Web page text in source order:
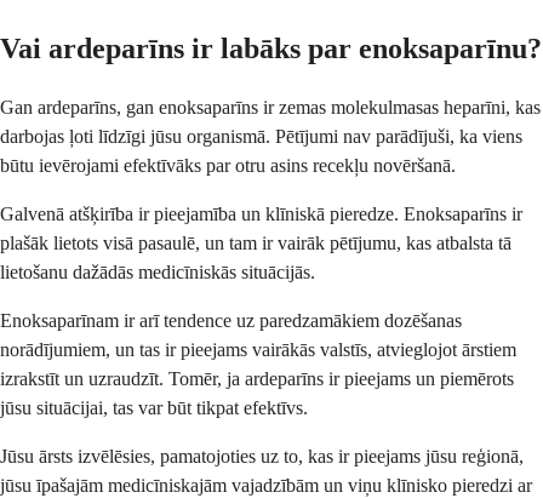
Vai ardeparīns ir labāks par enoksaparīnu?
Gan ardeparīns, gan enoksaparīns ir zemas molekulmasas heparīni, kas
darbojas ļoti līdzīgi jūsu organismā. Pētījumi nav parādījuši, ka viens
būtu ievērojami efektīvāks par otru asins recekļu novēršanā.
Galvenā atšķirība ir pieejamība un klīniskā pieredze. Enoksaparīns ir
plašāk lietots visā pasaulē, un tam ir vairāk pētījumu, kas atbalsta tā
lietošanu dažādās medicīniskās situācijās.
Enoksaparīnam ir arī tendence uz paredzamākiem dozēšanas
norādījumiem, un tas ir pieejams vairākās valstīs, atvieglojot ārstiem
izrakstīt un uzraudzīt. Tomēr, ja ardeparīns ir pieejams un piemērots
jūsu situācijai, tas var būt tikpat efektīvs.
Jūsu ārsts izvēlēsies, pamatojoties uz to, kas ir pieejams jūsu reģionā,
jūsu īpašajām medicīniskajām vajadzībām un viņu klīnisko pieredzi ar